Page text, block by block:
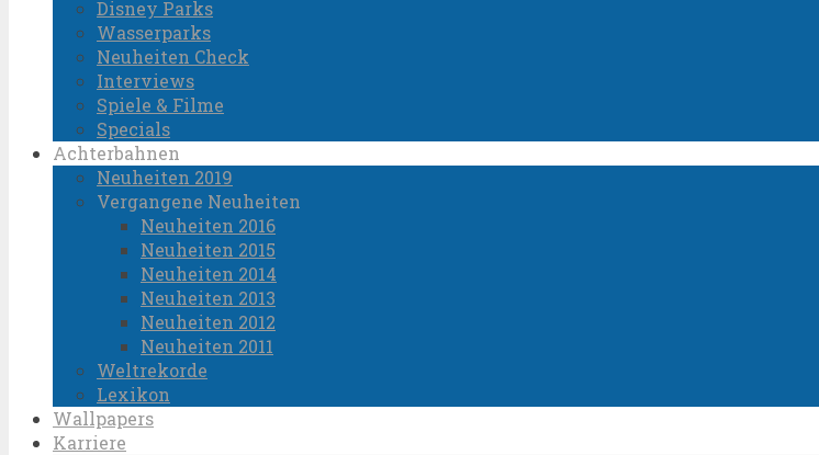
Disney Parks
Wasserparks
Neuheiten Check
Interviews
Spiele & Filme
Specials
Achterbahnen
Neuheiten 2019
Vergangene Neuheiten
Neuheiten 2016
Neuheiten 2015
Neuheiten 2014
Neuheiten 2013
Neuheiten 2012
Neuheiten 2011
Weltrekorde
Lexikon
Wallpapers
Karriere